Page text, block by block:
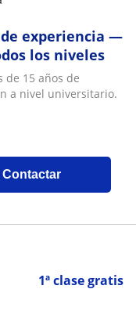
de experiencia —
los niveles
de 15 años de
a nivel universitario.
Contactar
1ª clase gratis